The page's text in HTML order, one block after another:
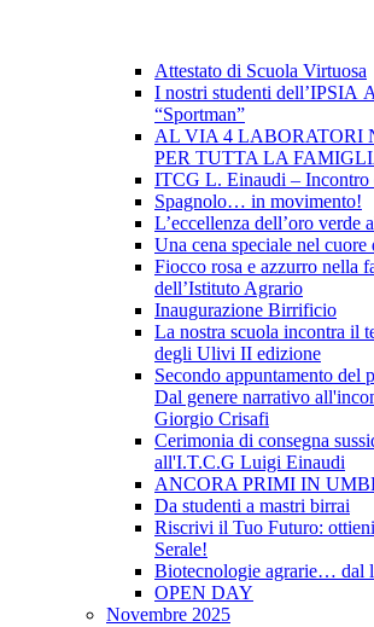
Attestato di Scuola Virtuosa
I nostri studenti dell’IPSIA
“Sportman”
AL VIA 4 LABORATORI
PER TUTTA LA
ITCG L. Einaudi – Incontro
Spagnolo… in movimento!
L’eccellenza dell’oro verde
Una cena speciale nel
Fiocco rosa e azzurro nella
dell’Istituto Agrario
Inaugurazione Birrificio
La nostra scuola incontra il
degli Ulivi II edizione
Secondo appuntamento del
Dal genere narrativo
Giorgio Crisafi
Cerimonia di consegna
all'I.T.C.G Luigi Einaudi
ANCORA PRIMI IN
Da studenti a mastri birrai
Riscrivi il Tuo Futuro:
Serale!
Biotecnologie agrarie… dal
OPEN DAY
Novembre 2025